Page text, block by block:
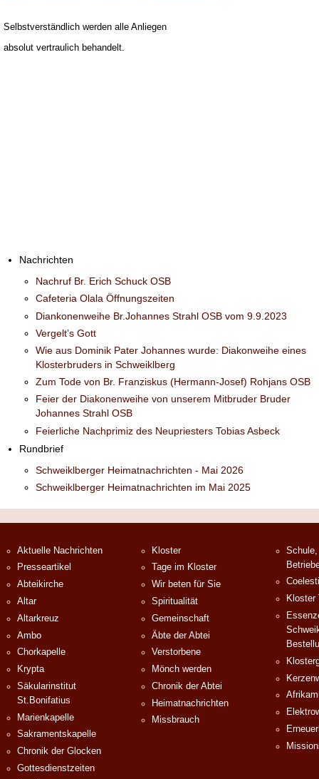
Selbstverständlich werden alle Anliegen
absolut vertraulich behandelt.
Nachrichten
Nachruf Br. Erich Schuck OSB
Cafeteria Olala Öffnungszeiten
Diankonenweihe Br.Johannes Strahl OSB vom 9.9.2023
Vergelt’s Gott
Wie aus Dominik Pater Johannes wurde: Diakonweihe eines
Klosterbruders in Schweiklberg
Zum Tode von Br. Franziskus (Hermann-Josef) Rohjans OSB
Feier der Diakonenweihe von unserem Mitbruder Bruder
Johannes Strahl OSB
Feierliche Nachprimiz des Neupriesters Tobias Asbeck
Rundbrief
Schweiklberger Heimatnachrichten - Mai 2026
Schweiklberger Heimatnachrichten im Mai 2025
Aktuelle Nachrichten
Presseartikel
Abteikirche
Altar
Altarkreuz
Ambo
Chorkapelle
Krypta
Säkularinstitut
St.Bonifatius
Marienkapelle
Sakramentskapelle
Chronik der Glocken
Gottesdienstzeiten
Kloster
Tage im Kloster
Wir beten für Sie
Spiritualität
Gemeinschaft
Äbte der Abtei
Verstorbene
Mönch werden
Chronik der Abtei
Heimatnachrichten
Missbrauch
Kloster